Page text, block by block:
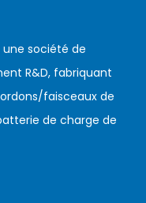
une société de
R&D, fabriquant
faisceaux de
de charge de